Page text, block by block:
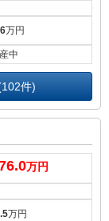
万円
中
件)
万円
万円